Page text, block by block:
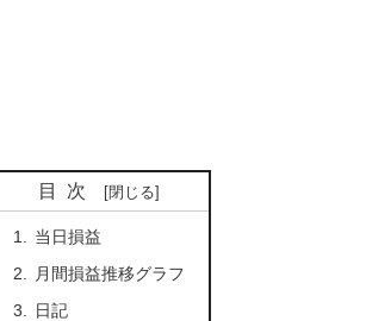
目次
当日損益
月間損益推移グラフ
日記